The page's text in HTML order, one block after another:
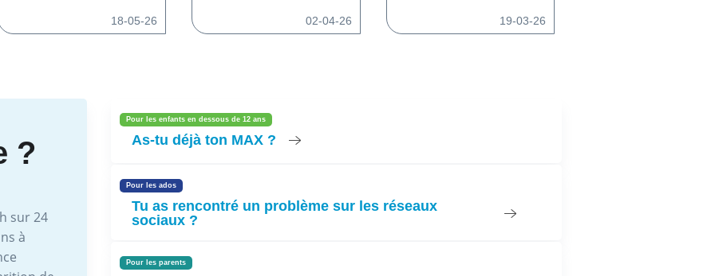
18-05-26 02-04-26 19-03-26
?
sur 24
à
Pour les enfants en dessous de 12 ans
As-tu déjà ton MAX ?
Pour les ados
Tu as rencontré un problème sur les réseaux
sociaux ?
Pour les parents